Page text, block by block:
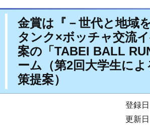
金賞は『－世代と地域
タンク×ボッチャ交流
案の「TABEI BALL
ーム（第2回大学生に
策提案）
登録
更新